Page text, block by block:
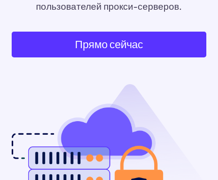
пользователей прокси-серверов.
Прямо сейчас